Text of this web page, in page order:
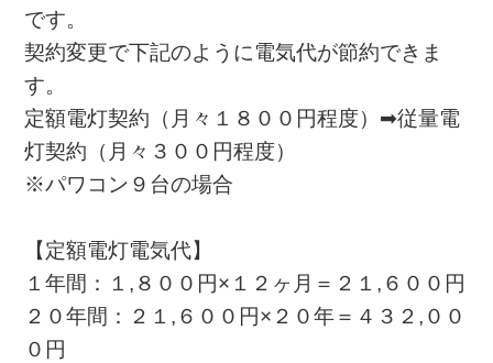
です。
契約変更で下記のように電気代が節約できま
す。
定額電灯契約（月々１８００円程度）➡︎従量電
灯契約（月々３００円程度）
※パワコン９台の場合
【定額電灯電気代】
１年間：１,８００円×１２ヶ月＝２１,６００円
２０年間：２１,６００円×２０年＝４３２,００
０円